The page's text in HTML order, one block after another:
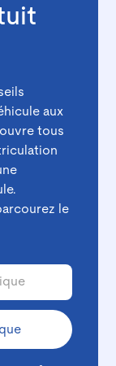
aux
tous
le